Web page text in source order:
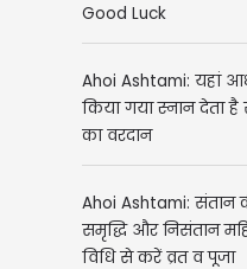
Dhanteras: धनतेरस पर
सामान, घर-परिवार में
Ahoi Ashtami: यहां
किया गया स्नान देता है
Ahoi Ashtami: संतान